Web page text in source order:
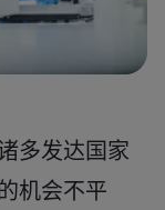
多发达国家
机会不平